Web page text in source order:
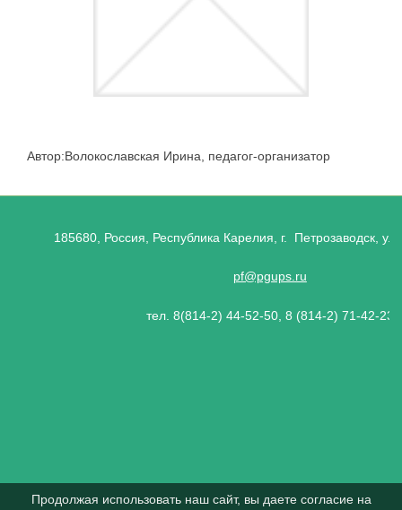
Автор:Волокославская Ирина, педагог-организатор
185680, Россия, Республика Карелия, г. Петрозаводск,
pf@pgups.ru
тел. 8(814-2) 44-52-50, 8 (814-2) 71-42-23
Продолжая использовать наш сайт, вы даете согласие на